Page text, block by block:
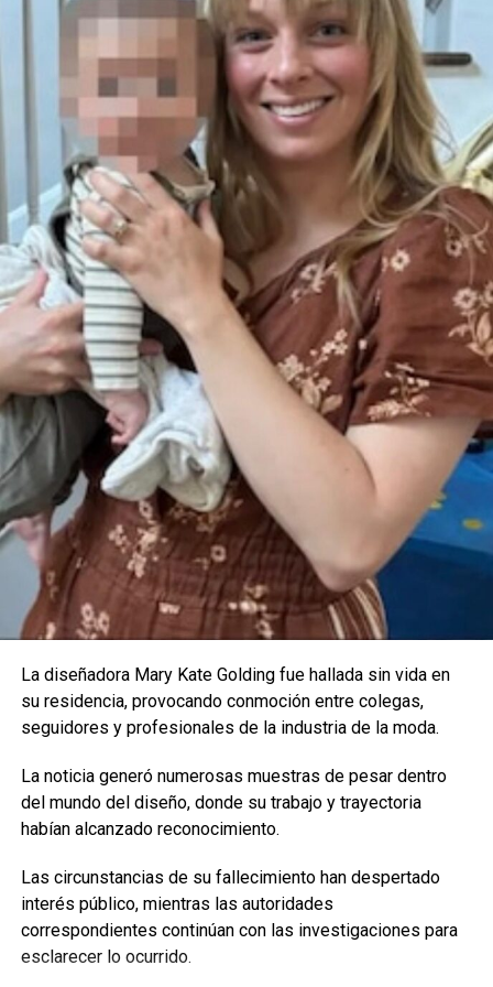
Desde el inicio,Scull evitó el intercambio cuerpo a
apostando por una estrategia defensiva que
dificultó el avance del jalisciense. Aunque en el cuarto
round Canelo logró llevar al cubano contra las cuerdas y
aumentar la presión, el nacido en Matanzas supo resistir.
En los asaltos finales, con la pelea ya inclinada a favor de
Álvarez en las tarjetas,el mexicano intentó cerrarla de
forma contundente, pero Scull mostró resistencia y
evitó caer.
TEMAS RELACIONADOS:
VER SIGUIENTE
Shakira, Bad Bunny y más latinos brillaron en la Met
Gala 2025
NO TE PIERDAS
Promotor de Menudo demanda a NBC por 500 millones
de dólares por documental sobre los hermanos
Menéndez
Enfoque Now
Enfoque Now es una plataforma digital dedicada a conectar e
informar a la comunidad latina acerca de los acontecimientos
La diseñadora Mary Kate Golding fue hallada sin vida en
su residencia, provocando conmoción entre colegas,
seguidores y profesionales de la industria de la moda.
La noticia generó numerosas muestras de pesar dentro
del mundo del diseño, donde su trabajo y trayectoria
habían alcanzado reconocimiento.
Las circunstancias de su fallecimiento han despertado
interés público, mientras las autoridades
correspondientes continúan con las investigaciones para
esclarecer lo ocurrido.